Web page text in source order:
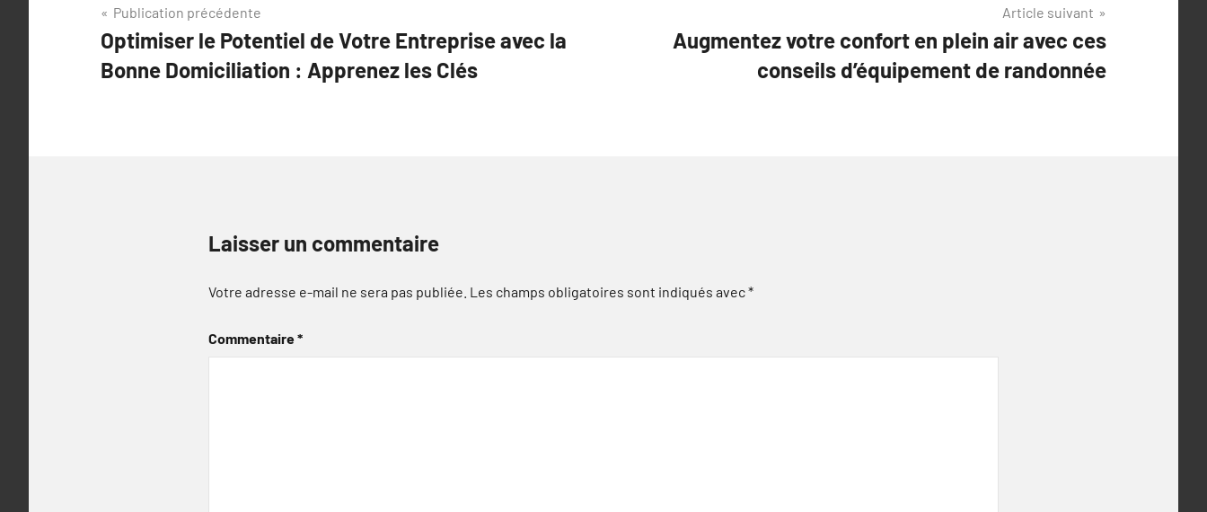
Navigation
de
l’article
Publication précédente
Optimiser le Potentiel de Votre Entreprise avec la
Bonne Domiciliation : Apprenez les Clés
Article suivant
Augmentez votre confort en plein air avec ces
conseils d’équipement de randonnée
Laisser un commentaire
Votre adresse e-mail ne sera pas publiée. Les champs obligatoires sont indiqués avec*
Commentaire*